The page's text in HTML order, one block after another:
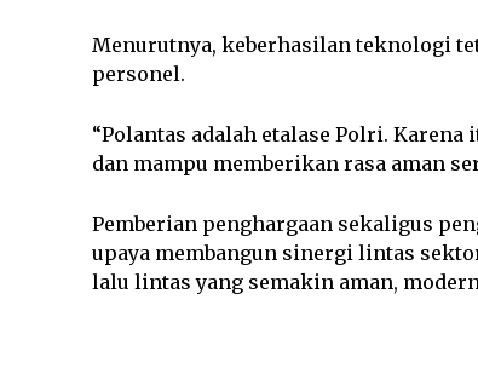
Menurutnya, keberhasilan teknologi
personel.
“Polantas adalah etalase Polri.
dan mampu memberikan rasa aman
Pemberian penghargaan sekaligus
upaya membangun sinergi lintas
lalu lintas yang semakin aman,